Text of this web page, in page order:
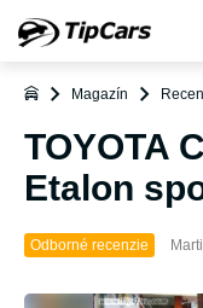
Magazín
TOYOTA
Etalon
Odborné recenzie